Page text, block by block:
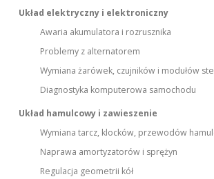
Układ elektryczny i elektroniczny
Awaria akumulatora i rozrusznika
Problemy z alternatorem
Wymiana żarówek, czujników i modułów
Diagnostyka komputerowa samochodu
Układ hamulcowy i zawieszenie
Wymiana tarcz, klocków, przewodów
Naprawa amortyzatorów i sprężyn
Regulacja geometrii kół